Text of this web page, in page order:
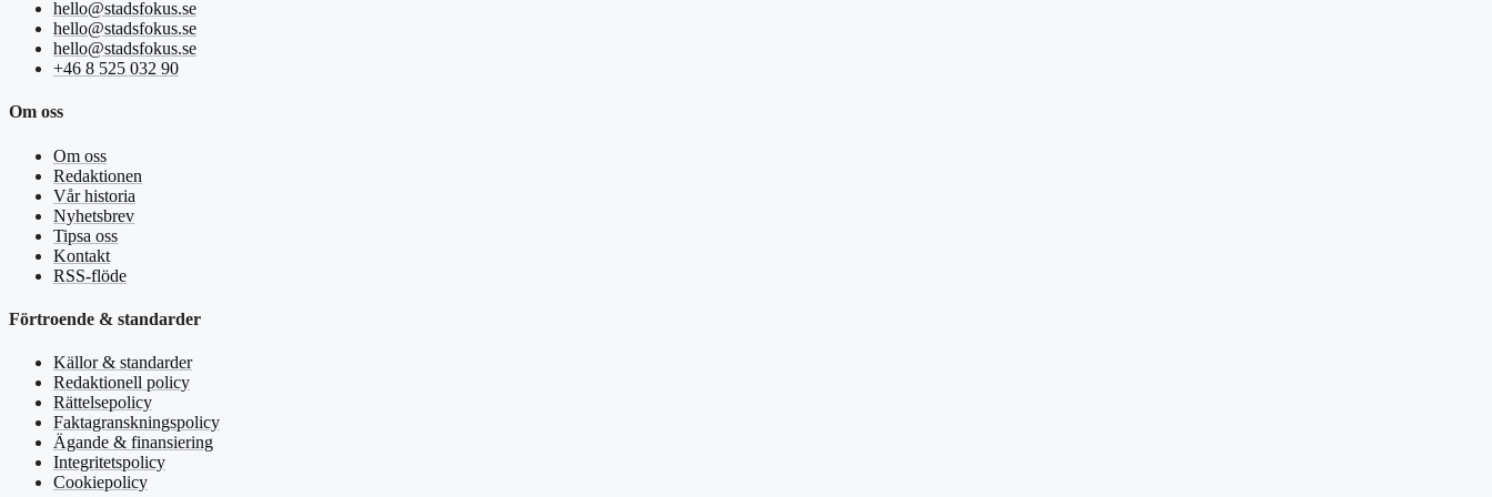
hello@stadsfokus.se
hello@stadsfokus.se
hello@stadsfokus.se
+46 8 525 032 90
Om oss
Om oss
Redaktionen
Vår historia
Nyhetsbrev
Tipsa oss
Kontakt
RSS-flöde
Förtroende & standarder
Källor & standarder
Redaktionell policy
Rättelsepolicy
Faktagranskningspolicy
Ägande & finansiering
Integritetspolicy
Cookiepolicy